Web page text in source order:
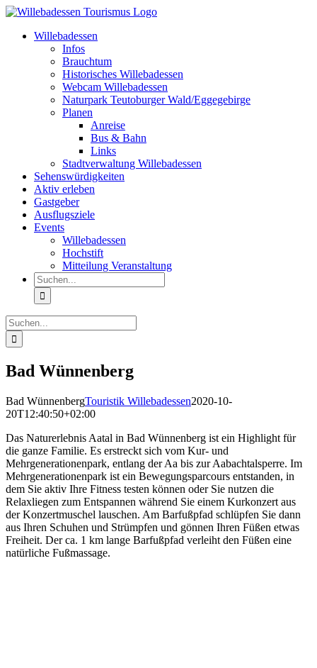
Zum
springenWillebadessen
Infos
Brauchtum
Historisches Willebadessen
Webcam Willebadessen
Naturpark Teutoburger Wald/Eggegebirge
Planen
Anreise
Bus & Bahn
Links
Stadtverwaltung Willebadessen
Sehenswürdigkeiten
Aktiv erleben
Gastgeber
Ausflugsziele
Events
Willebadessen
Hochstift
Mitteilung Veranstaltung
Suche
nach:
Suche
nach:
Bad Wünnenberg
Bad WünnenbergTouristik Willebadessen2020-10-
20T12:40:50+02:00
Das Naturerlebnis Aatal in Bad Wünnenberg ist ein Highlight für
die ganze Familie. Es erstreckt sich vom Kur- und
Mehrgenerationenpark, entlang der Aa bis zur Aabachtalsperre. Im
Mehrgenerationenpark ist ein Bewegungsparcours entstanden, in
dem Sie aktiv Ihre Fitness testen können oder Sie nutzen die
Relaxliegen zum Entspannen während Sie einem Kurkonzert aus
der Konzertmuschel lauschen. Am Barfußpfad schlüpfen Sie dann
aus Ihren Schuhen und Strümpfen und gönnen Ihren Füßen etwas
Freiheit. Der ca. 1 km lange Barfußpfad verleiht den Füßen eine
natürliche Fußmassage.